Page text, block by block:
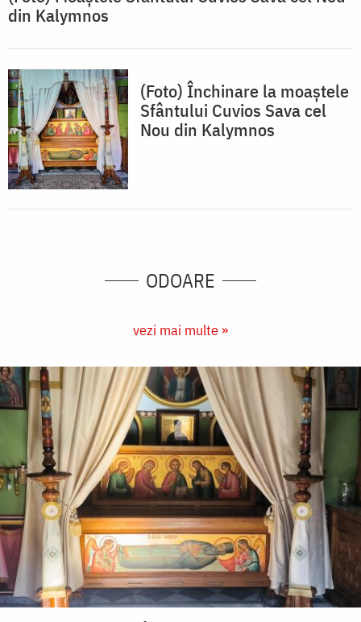
din Kalymnos
(Foto) Închinare la moaștele
Sfântului Cuvios Sava cel
Nou din Kalymnos
ODOARE
vezi mai multe »